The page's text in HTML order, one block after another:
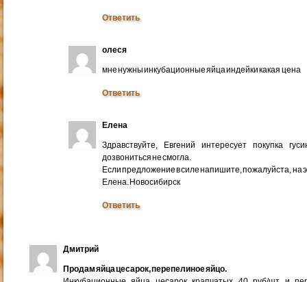
Ответить
олеся
мне нужны инкубационные яйца индейки какая цена
Ответить
Елена
Здравствуйте, Евгений интересует покупка
дозвониться не смогла.
Если предложение в силе напишите, пожалуйста, на
Елена. Новосибирск
Ответить
Дмитрий
Продам яйца цесарок, перепелиное яйцо.